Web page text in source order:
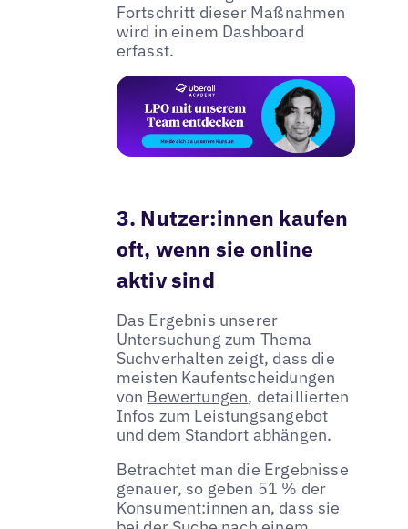
Fortschritt dieser Maßnahmen
wird in einem Dashboard
erfasst.
3. Nutzer:innen kaufen
oft, wenn sie online
aktiv sind
Das Ergebnis unserer
Untersuchung zum Thema
Suchverhalten zeigt, dass die
meisten Kaufentscheidungen
von Bewertungen, detaillierten
Infos zum Leistungsangebot
und dem Standort abhängen.
Betrachtet man die Ergebnisse
genauer, so geben 51 % der
Konsument:innen an, dass sie